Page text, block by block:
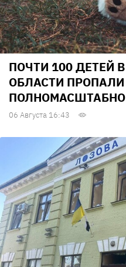
ПОЧТИ 100 ДЕТЕЙ
ОБЛАСТИ
06 Августа 16:43